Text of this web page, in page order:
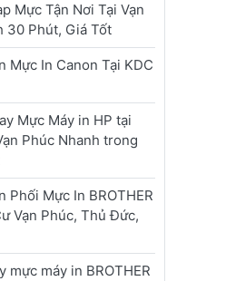
Mực Tận Nơi Tại Vạn
30 Phút, Giá Tốt
Mực In Canon Tại KDC
Mực Máy in HP tại
Phúc Nhanh trong
Phối Mực In BROTHER
Vạn Phúc, Thủ Đức,
mực máy in BROTHER